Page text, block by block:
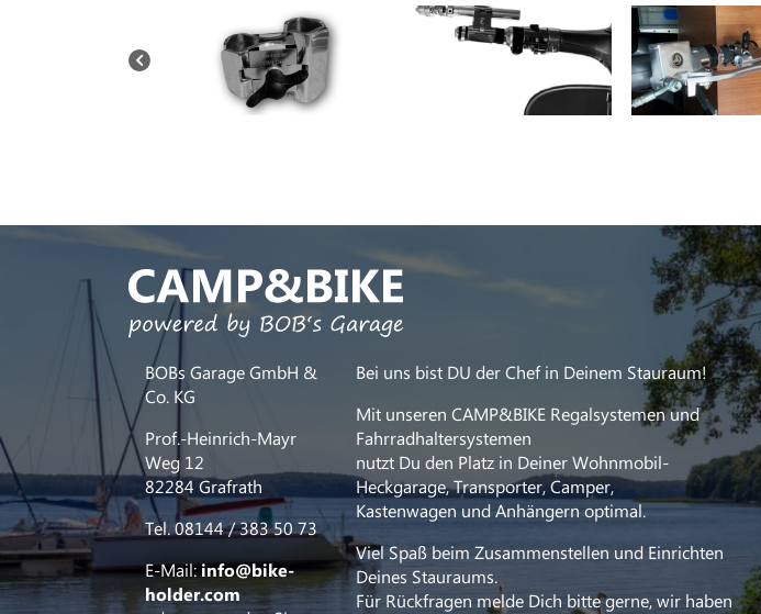
BOBs Garage GmbH &
Co. KG
Prof.-Heinrich-Mayr
Weg 12
82284 Grafrath
Tel. 08144 / 383 50 73
E-Mail:info@bike-
holder.com
Bei uns bist DU der Chef in Deinem Stauraum!
Mit unseren CAMP&BIKE Regalsystemen und
Fahrradhaltersystemen
nutzt Du den Platz in Deiner Wohnmobil-
Heckgarage, Transporter, Camper,
Kastenwagen und Anhängern optimal.
Viel Spaß beim Zusammenstellen und Einrichten
Deines Stauraums.
Für Rückfragen melde Dich bitte gerne, wir haben